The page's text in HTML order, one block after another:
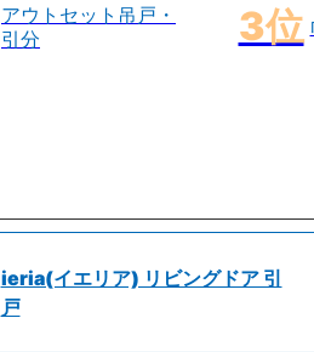
アウトセット吊戸・
引分
ieria(イエリア) リビングドア 引
戸